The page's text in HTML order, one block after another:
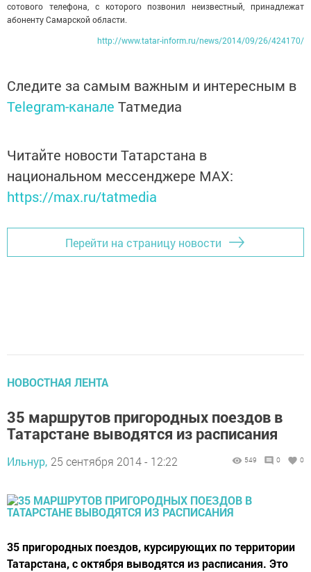
сотового телефона, с которого позвонил неизвестный, принадлежат
абоненту Самарской области.
http://www.tatar-inform.ru/news/2014/09/26/424170/
Следите за самым важным и интересным в
Telegram-канале Татмедиа
Читайте новости Татарстана в
национальном мессенджере MАХ:
https://max.ru/tatmedia
Перейти на страницу новости
НОВОСТНАЯ ЛЕНТА
35 маршрутов пригородных поездов в
Татарстане выводятся из расписания
Ильнур, 25 сентября 2014 - 12:22 549 0 0
35 пригородных поездов, курсирующих по территории
Татарстана, с октября выводятся из расписания. Это